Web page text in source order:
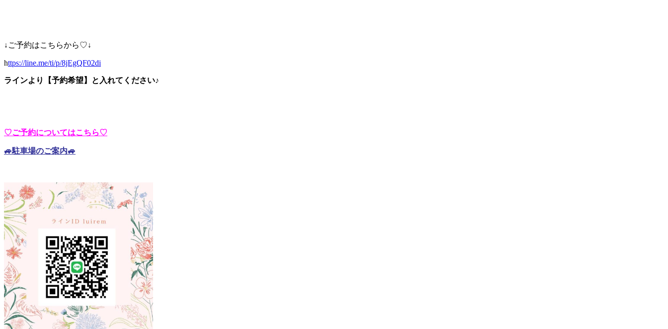
↓ご予約はこちらから♡↓
https://line.me/ti/p/8jEgQF02di
ラインより【予約希望】と入れてください♪
♡ご予約についてはこちら♡
🚙駐車場のご案内🚙